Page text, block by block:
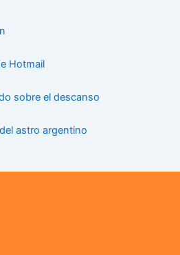
Hotmail
sobre el descanso
astro argentino